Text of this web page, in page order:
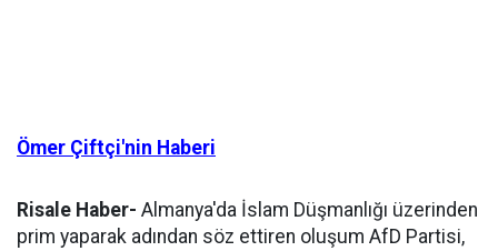
Ömer Çiftçi'nin Haberi
Risale Haber- Almanya'da İslam Düşmanlığı üzerinden
prim yaparak adından söz ettiren oluşum AfD Partisi,